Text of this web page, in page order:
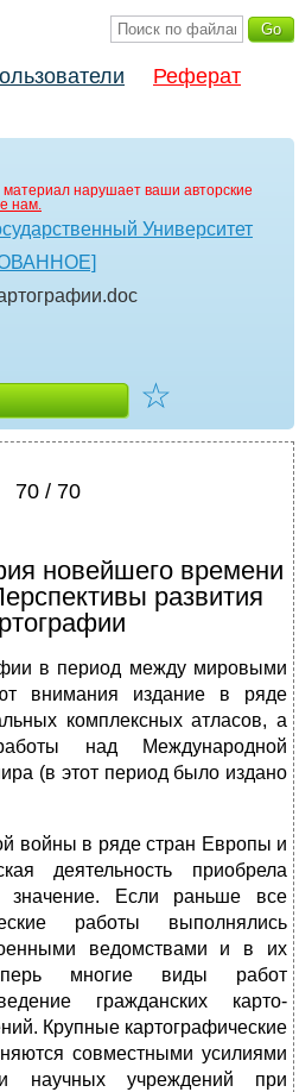
Реферат
нарушает ваши авторские
нам.
Университет
.doc
☆
70 / 70
новейшего времени
развития
в период между мировыми
внимания издание в ряде
комплексных атласов, а
над Международной
(в этот период было издано
войны в ряде стран Европы и
деятельность приобрела
значение. Если раньше все
работы выполнялись
ведомствами и в их
многие виды работ
гражданских карто­
Крупные картографические
совместными усилиями
и научных учреждений при